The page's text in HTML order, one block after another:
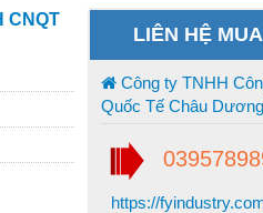
CNQT
LIÊN HỆ
Công ty TNHH
Quốc Tế Châu Dương
https://